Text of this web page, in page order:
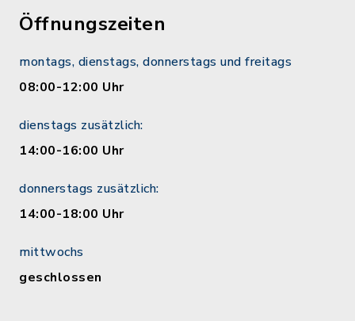
Öffnungszeiten
montags, dienstags, donnerstags und freitags
08:00-12:00 Uhr
dienstags zusätzlich:
14:00-16:00 Uhr
donnerstags zusätzlich:
14:00-18:00 Uhr
mittwochs
geschlossen